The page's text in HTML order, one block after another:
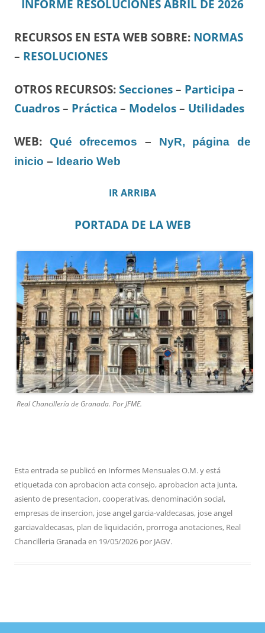
INFORME RESOLUCIONES ABRIL DE 2026
RECURSOS EN ESTA WEB SOBRE: NORMAS
– RESOLUCIONES
OTROS RECURSOS: Secciones – Participa –
Cuadros – Práctica – Modelos – Utilidades
WEB: Qué ofrecemos – NyR, página de
inicio – Ideario Web
IR ARRIBA
PORTADA DE LA WEB
Real Chancillería de Granada. Por JFME.
Esta entrada se publicó en Informes Mensuales O.M.y está
etiquetada con aprobacion acta consejo,aprobacion acta junta,
asiento de presentacion,cooperativas,denominación social,
empresas de insercion, jose angel garcia-valdecasas, jose angel
garciavaldecasas, plan de liquidación, prorroga anotaciones, Real
Chancilleria Granada en 19/05/2026 por JAGV.